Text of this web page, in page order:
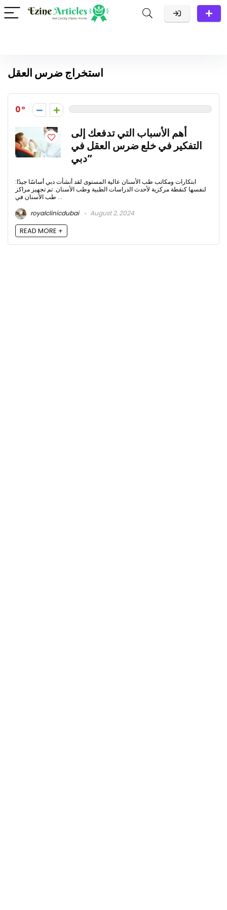
استخراج ضرس العقل
0
أهم الأسباب التي تدفعك إلى
التفكير في خلع ضرس العقل في
دبي”
:ابتكارات ومكاتب طب الأسنان عالية المستوى لقد أنشأت دبي أساسًا جيدًا
لنفسها كنقطة مركزية لأحدث الدراسات الطبية وطب الأسنان. تم تجهيز مراكز
طب الأسنان في ...
royalclinicdubai
August 2, 2024
READ MORE +